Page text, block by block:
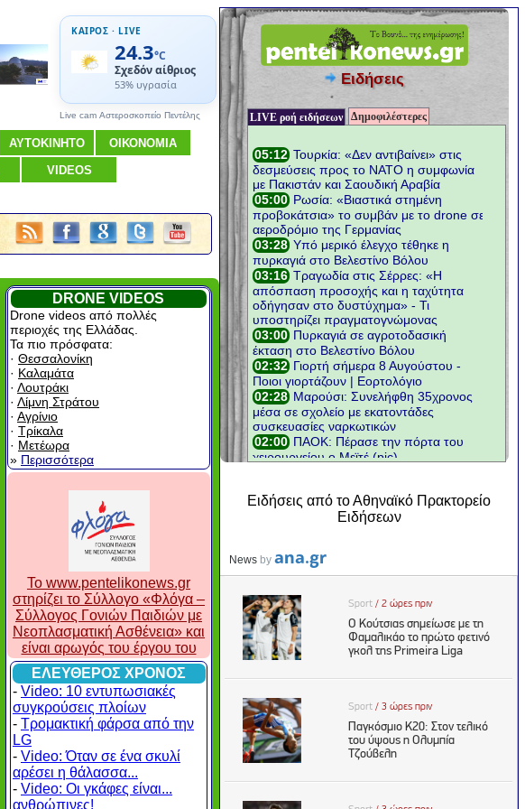
ΚΑΙΡΟΣ · LIVE
24.3°C
Σχεδόν αίθριος
53% υγρασία
Live cam Αστεροσκοπείο Πεντέλης
ΑΥΤΟΚΙΝΗΤΟ ΟΙΚΟΝΟΜΙΑ
VIDEOS
DRONE VIDEOS
Drone videos από πολλές
περιοχές της Ελλάδας.
Τα πιο πρόσφατα:
· Θεσσαλονίκη
· Καλαμάτα
· Λουτράκι
· Λίμνη Στράτου
· Αγρίνιο
· Τρίκαλα
· Μετέωρα
» Περισσότερα
To www.pentelikonews.gr
στηρίζει το Σύλλογο «Φλόγα –
Σύλλογος Γονιών Παιδιών με
Νεοπλασματική Ασθένεια» και
είναι αρωγός του έργου του
ΕΛΕΥΘΕΡΟΣ ΧΡΟΝΟΣ
- Video: 10 εντυπωσιακές
συγκρούσεις πλοίων
- Τρομακτική φάρσα από την
LG
- Video: Όταν σε ένα σκυλί
αρέσει η θάλασσα...
- Video: Οι γκάφες είναι...
ανθρώπινες!
Ειδήσεις
LIVE ροή ειδήσεων Δημοφιλέστερες
Ειδήσεις από το Αθηναϊκό Πρακτορείο
Ειδήσεων